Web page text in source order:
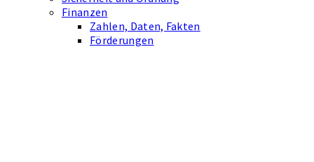
Finanzen
Zahlen, Daten, Fakten
Förderungen